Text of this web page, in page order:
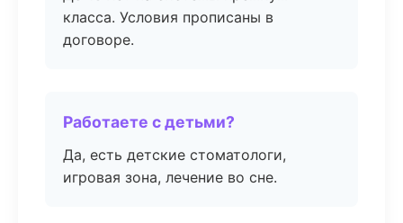
класса. Условия прописаны в
договоре.
Работаете с детьми?
Да, есть детские стоматологи,
игровая зона, лечение во сне.